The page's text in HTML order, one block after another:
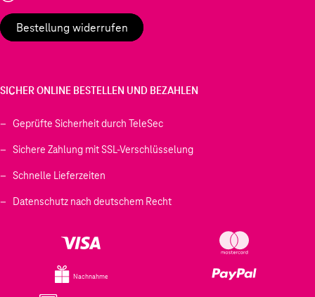
Bestellung widerrufen
SICHER ONLINE BESTELLEN UND BEZAHLEN
Geprüfte Sicherheit durch TeleSec
Sichere Zahlung mit SSL-Verschlüsselung
Schnelle Lieferzeiten
Datenschutz nach deutschem Recht
Nachnahme